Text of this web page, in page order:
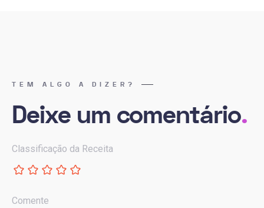
TEM ALGO A DIZER?
Deixe um comentário.
Classificação da Receita
Comente